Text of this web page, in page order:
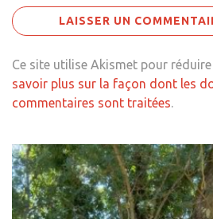
Ce site utilise Akismet pour
savoir plus sur la façon dont les
commentaires sont traitées.